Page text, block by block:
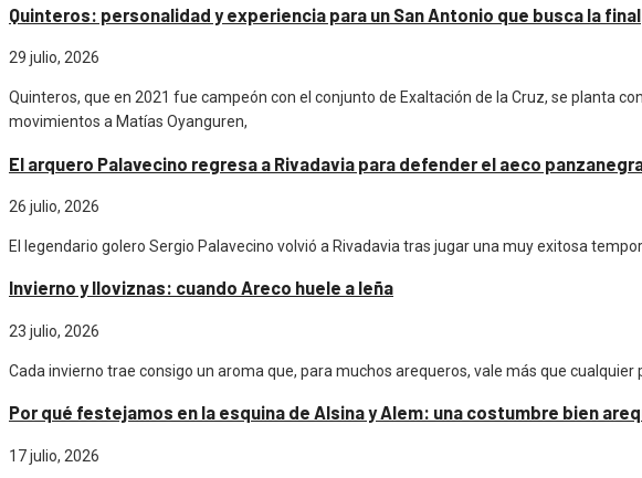
Quinteros: personalidad y experiencia para un San Antonio que busca la final
29 julio, 2026
Quinteros, que en 2021 fue campeón con el conjunto de Exaltación de la Cruz, se planta
movimientos a Matías Oyanguren,
El arquero Palavecino regresa a Rivadavia para defender el aeco
26 julio, 2026
El legendario golero Sergio Palavecino volvió a Rivadavia tras jugar una muy exitosa
Invierno y lloviznas: cuando Areco huele a leña
23 julio, 2026
Cada invierno trae consigo un aroma que, para muchos arequeros, vale más que cualquier
Por qué festejamos en la esquina de Alsina y Alem: una costumbre bien
17 julio, 2026